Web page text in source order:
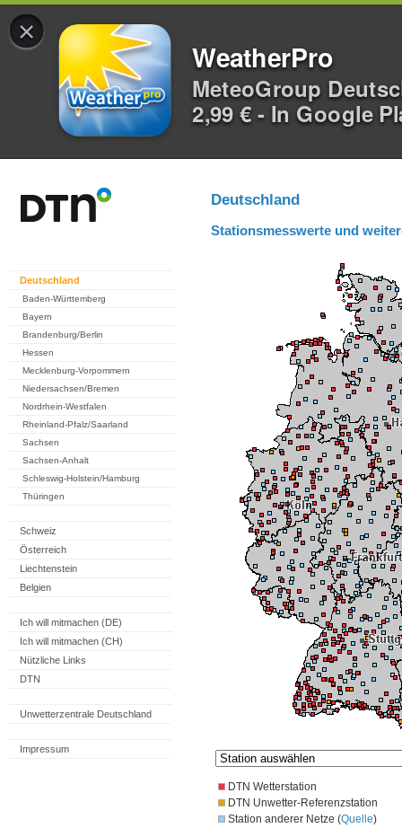
×
WeatherPro
MeteoGroup
2,99 € - In Google
Deutschland
Baden-Württemberg
Bayern
Brandenburg/Berlin
Hessen
Mecklenburg-Vorpommern
Niedersachsen/Bremen
Nordrhein-Westfalen
Rheinland-Pfalz/Saarland
Sachsen
Sachsen-Anhalt
Schleswig-Holstein/Hamburg
Thüringen
Schweiz
Österreich
Liechtenstein
Belgien
Ich will mitmachen (DE)
Ich will mitmachen (CH)
Nützliche Links
DTN
Unwetterzentrale Deutschland
Impressum
Deutschland
Stationsmesswerte und
DTN Wetterstation
DTN Unwetter-Referenzstation
Station anderer Netze (Quelle)